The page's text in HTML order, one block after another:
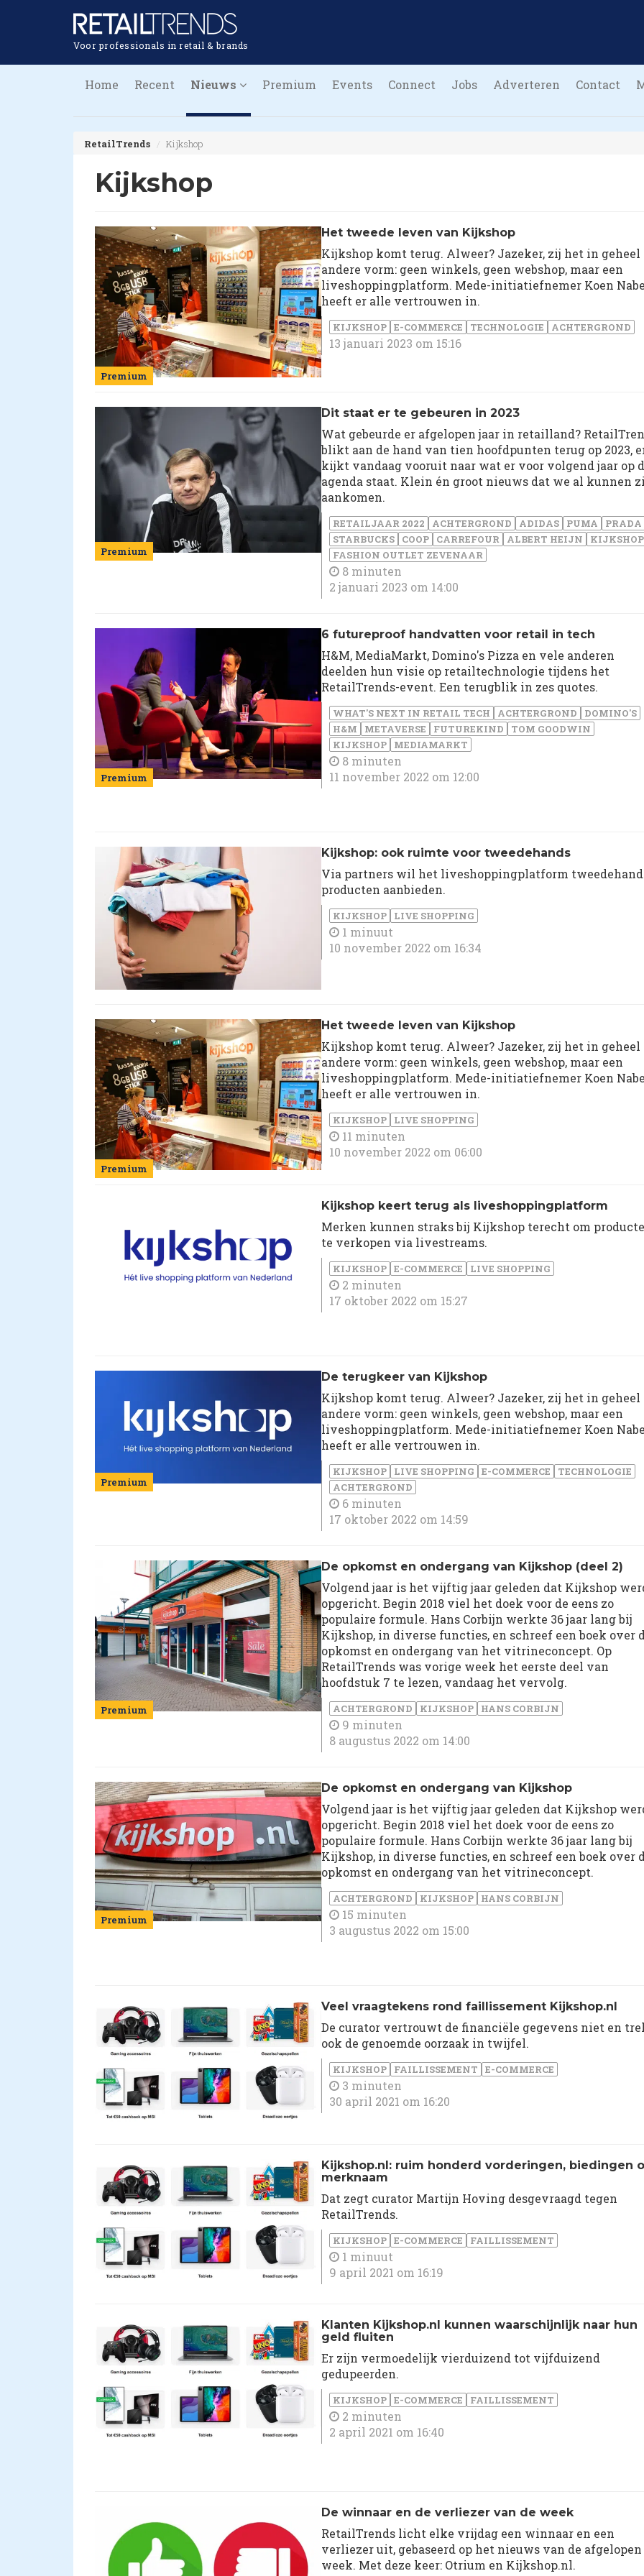
Voor professionals in retail & brands
Home Recent Nieuws Premium Events Connect Jobs Adverteren Contact
RetailTrends Kijkshop
Kijkshop
Premium
Het tweede leven van Kijkshop
Kijkshop komt terug. Alweer? Jazeker, zij het in geheel
andere vorm: geen winkels, geen webshop, maar een
liveshoppingplatform. Mede-initiatiefnemer Koen
heeft er alle vertrouwen in.
KIJKSHOP E-COMMERCE TECHNOLOGIE ACHTERGROND
13 januari 2023 om 15:16
Premium
Dit staat er te gebeuren in 2023
Wat gebeurde er afgelopen jaar in retailland?
blikt aan de hand van tien hoofdpunten terug op 2023,
kijkt vandaag vooruit naar wat er voor volgend jaar op
agenda staat. Klein én groot nieuws dat we al kunnen
aankomen.
RETAILJAAR 2022 ACHTERGROND ADIDAS PUMA
PRADA
STARBUCKS
COOP CARREFOUR ALBERT HEIJN
KIJKSHOP
FASHION OUTLET ZEVENAAR
8 minuten
2 januari 2023 om 14:00
Premium
6 futureproof handvatten voor retail in tech
H&M, MediaMarkt, Domino's Pizza en vele anderen
deelden hun visie op retailtechnologie tijdens het
RetailTrends-event. Een terugblik in zes quotes.
WHAT'S NEXT IN RETAIL TECH ACHTERGROND
DOMINO'S
H&M
METAVERSE FUTUREKIND
TOM GOODWIN
KIJKSHOP
MEDIAMARKT
8 minuten
11 november 2022 om 12:00
Kijkshop: ook ruimte voor tweedehands
Via partners wil het liveshoppingplatform
producten aanbieden.
KIJKSHOP LIVE SHOPPING
1 minuut
10 november 2022 om 16:34
Premium
Het tweede leven van Kijkshop
Kijkshop komt terug. Alweer? Jazeker, zij het in geheel
andere vorm: geen winkels, geen webshop, maar een
liveshoppingplatform. Mede-initiatiefnemer Koen
heeft er alle vertrouwen in.
KIJKSHOP LIVE SHOPPING
11 minuten
10 november 2022 om 06:00
Kijkshop keert terug als liveshoppingplatform
Merken kunnen straks bij Kijkshop terecht om
te verkopen via livestreams.
KIJKSHOP E-COMMERCE LIVE SHOPPING
2 minuten
17 oktober 2022 om 15:27
Premium
De terugkeer van Kijkshop
Kijkshop komt terug. Alweer? Jazeker, zij het in geheel
andere vorm: geen winkels, geen webshop, maar een
liveshoppingplatform. Mede-initiatiefnemer Koen
heeft er alle vertrouwen in.
KIJKSHOP LIVE SHOPPING E-COMMERCE
TECHNOLOGIE
ACHTERGROND
6 minuten
17 oktober 2022 om 14:59
Premium
De opkomst en ondergang van Kijkshop (deel 2)
Volgend jaar is het vijftig jaar geleden dat Kijkshop
opgericht. Begin 2018 viel het doek voor de eens zo
populaire formule. Hans Corbijn werkte 36 jaar lang bij
Kijkshop, in diverse functies, en schreef een boek over
opkomst en ondergang van het vitrineconcept. Op
RetailTrends was vorige week het eerste deel van
hoofdstuk 7 te lezen, vandaag het vervolg.
ACHTERGROND KIJKSHOP HANS CORBIJN
9 minuten
8 augustus 2022 om 14:00
Premium
De opkomst en ondergang van Kijkshop
Volgend jaar is het vijftig jaar geleden dat Kijkshop
opgericht. Begin 2018 viel het doek voor de eens zo
populaire formule. Hans Corbijn werkte 36 jaar lang bij
Kijkshop, in diverse functies, en schreef een boek over
opkomst en ondergang van het vitrineconcept.
ACHTERGROND KIJKSHOP HANS CORBIJN
15 minuten
3 augustus 2022 om 15:00
Veel vraagtekens rond faillissement Kijkshop.nl
De curator vertrouwt de financiële gegevens niet en
ook de genoemde oorzaak in twijfel.
KIJKSHOP FAILLISSEMENT E-COMMERCE
3 minuten
30 april 2021 om 16:20
Kijkshop.nl: ruim honderd vorderingen, biedingen
merknaam
Dat zegt curator Martijn Hoving desgevraagd tegen
RetailTrends.
KIJKSHOP E-COMMERCE FAILLISSEMENT
1 minuut
9 april 2021 om 16:19
Klanten Kijkshop.nl kunnen waarschijnlijk naar hun
geld fluiten
Er zijn vermoedelijk vierduizend tot vijfduizend
gedupeerden.
KIJKSHOP E-COMMERCE FAILLISSEMENT
2 minuten
2 april 2021 om 16:40
De winnaar en de verliezer van de week
RetailTrends licht elke vrijdag een winnaar en een
verliezer uit, gebaseerd op het nieuws van de afgelopen
week. Met deze keer: Otrium en Kijkshop.nl.